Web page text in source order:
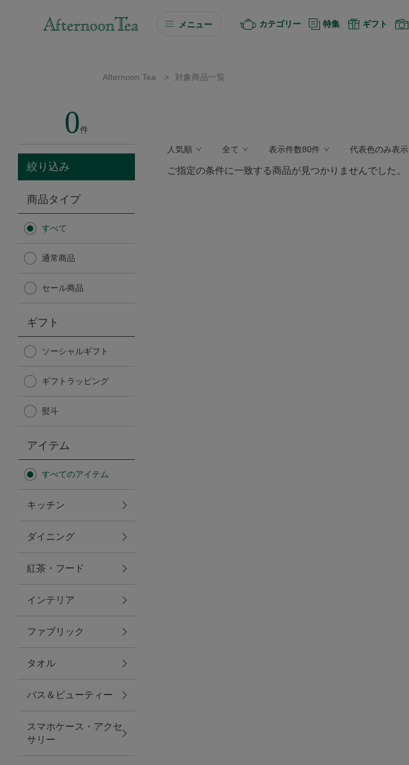
メニュー
ソーシャルギフト
カタログギフト
Afternoon Tea TEAROOM
Afternoon Tea TEAROOM
日傘
保冷バッグ
無重力シリーズ
トラベルグッズ
ランチ
バッグ
キッチン・ダイニング
ダイニング
キッチン
カテゴリー 特集 ギフト
Afternoon Tea > 対象商品一覧
0件
絞り込み
商品タイプ
すべて
通常商品
セール商品
ギフト
ソーシャルギフト
ギフトラッピング
熨斗
アイテム
すべてのアイテム
キッチン
ダイニング
紅茶・フード
インテリア
ファブリック
タオル
バス＆ビューティー
スマホケース・アクセ
サリー
人気順 全て 表示件数80件 代表色のみ表示
ご指定の条件に一致する商品が見つかりませんでした。